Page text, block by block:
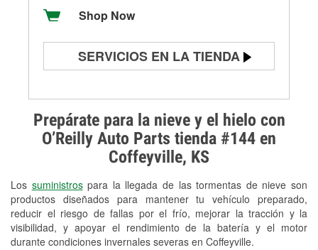
Prepárate para la nieve y el hielo con
O’Reilly Auto Parts tienda #144 en
Coffeyville, KS
Los suministrospara la llegada de las tormentas de nieve son
productos diseñados para mantener tu vehículo preparado,
reducir el riesgo de fallas por el frío, mejorar la tracción y la
visibilidad, y apoyar el rendimiento de la batería y el motor
durante condiciones invernales severas en Coffeyville.
Shop Now
SERVICIOS EN LA TIENDA
Prueba de alternadores y
arrancadores
Revisión de la luz "Check Engine"
Reciclaje de baterías y aceite
Instalación de bombillas de faros
Instalación de limpiaparabrisas